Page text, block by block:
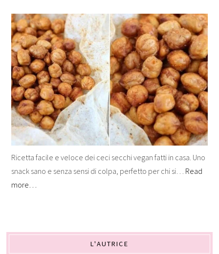
Ricetta facile e veloce dei ceci secchi vegan fatti in casa. Uno
snack sano e senza sensi di colpa, perfetto per chi si… Read
more…
L'AUTRICE